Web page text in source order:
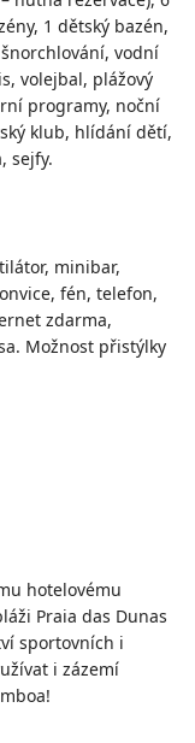
1 dětský bazén,
vodní
volejbal, plážový
programy, noční
klub, hlídání dětí,
sejfy.
minibar,
fén, telefon,
zdarma,
Možnost přistýlky
hotelovému
Praia das Dunas
sportovních i
i zázemí